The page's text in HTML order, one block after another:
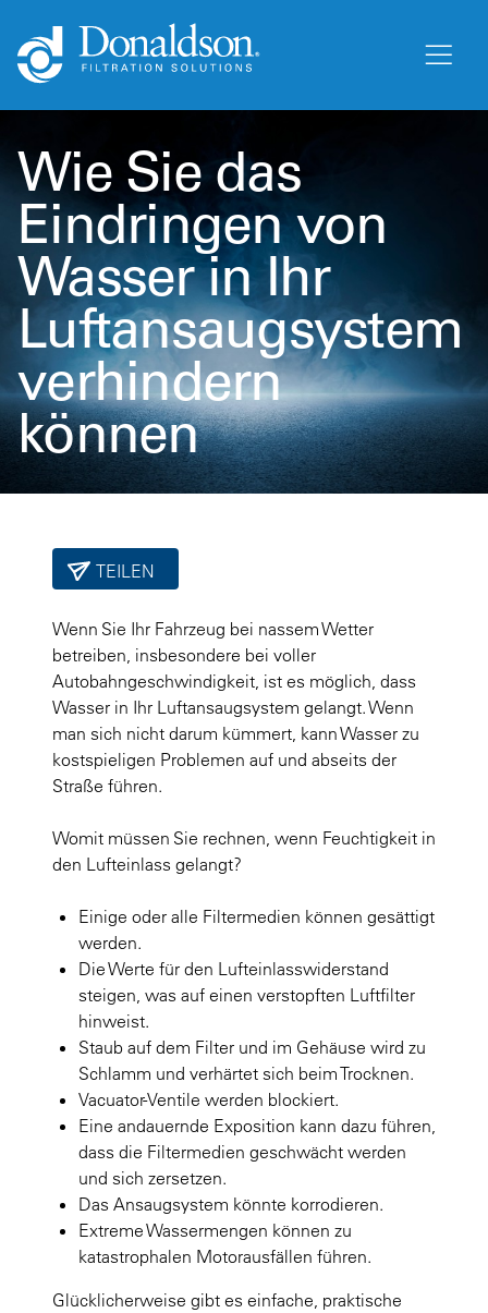
Wie Sie das
Eindringen von
Wasser in Ihr
Luftansaugsystem
verhindern
können
TEILEN
Wenn Sie Ihr Fahrzeug bei nassem Wetter
betreiben, insbesondere bei voller
Autobahngeschwindigkeit, ist es möglich, dass
Wasser in Ihr Luftansaugsystem gelangt. Wenn
man sich nicht darum kümmert, kann Wasser zu
kostspieligen Problemen auf und abseits der
Straße führen.
Womit müssen Sie rechnen, wenn Feuchtigkeit in
den Lufteinlass gelangt?
Einige oder alle Filtermedien können gesättigt
werden.
Die Werte für den Lufteinlasswiderstand
steigen, was auf einen verstopften Luftfilter
hinweist.
Staub auf dem Filter und im Gehäuse wird zu
Schlamm und verhärtet sich beim Trocknen.
Vacuator-Ventile werden blockiert.
Eine andauernde Exposition kann dazu führen,
dass die Filtermedien geschwächt werden
und sich zersetzen.
Das Ansaugsystem könnte korrodieren.
Extreme Wassermengen können zu
katastrophalen Motorausfällen führen.
Glücklicherweise gibt es einfache, praktische